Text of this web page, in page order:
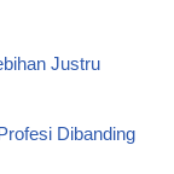
Justru
Dibanding